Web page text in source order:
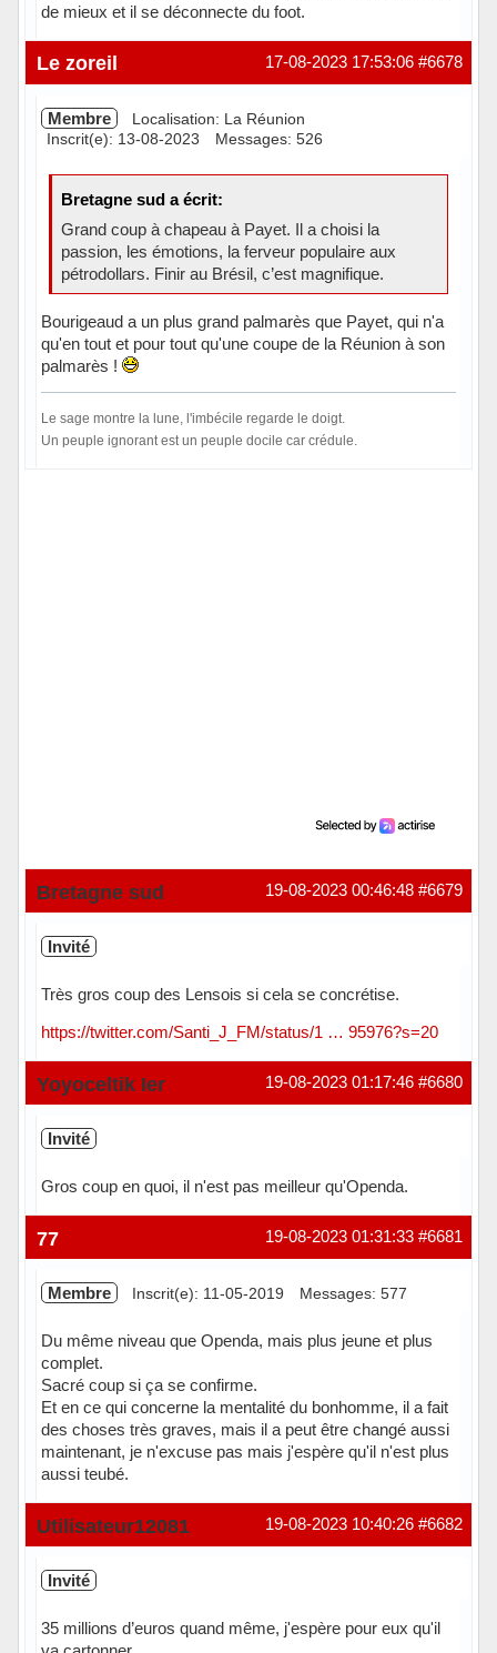
de mieux et il se déconnecte du foot.
Hors ligne #6678
17-08-2023 17:53:06
Le zoreil
Membre
Localisation: La Réunion
Inscrit(e): 13-08-2023
Messages: 526
Bretagne sud a écrit:
Grand coup à chapeau à Payet. Il a choisi la
passion, les émotions, la ferveur populaire aux
pétrodollars. Finir au Brésil, c’est magnifique.
Bourigeaud a un plus grand palmarès que Payet, qui n'a
qu'en tout et pour tout qu'une coupe de la Réunion à son
palmarès !
Le sage montre la lune, l'imbécile regarde le doigt.
Un peuple ignorant est un peuple docile car crédule.
#6679
19-08-2023 00:46:48
Bretagne sud
Invité
Très gros coup des Lensois si cela se concrétise.
https://twitter.com/Santi_J_FM/status/1 … 95976?s=20
#6680
19-08-2023 01:17:46
Yoyoceltik Ier
Invité
Gros coup en quoi, il n'est pas meilleur qu'Openda.
#6681
19-08-2023 01:31:33
77
Membre Inscrit(e): 11-05-2019 Messages: 577
Du même niveau que Openda, mais plus jeune et plus
complet.
Sacré coup si ça se confirme.
Et en ce qui concerne la mentalité du bonhomme, il a fait
des choses très graves, mais il a peut être changé aussi
maintenant, je n'excuse pas mais j'espère qu'il n'est plus
aussi teubé.
Hors ligne #6682
19-08-2023 10:40:26
Utilisateur12081
Invité
35 millions d’euros quand même, j'espère pour eux qu'il